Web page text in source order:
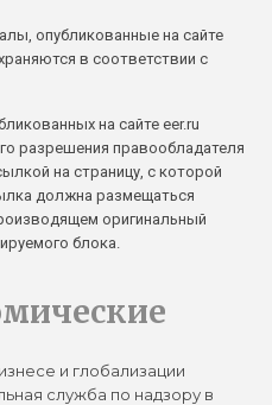
опубликованные на сайте
в соответствии с
на сайте eer.ru
разрешения правообладателя
на страницу, с которой
должна размещаться
оригинальный
блока.
и глобализации
служба по надзору в